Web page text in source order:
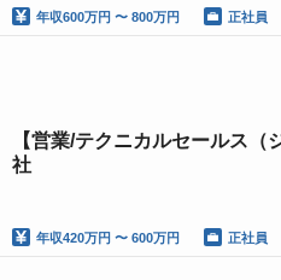
年収600万円 〜 800万円 正社員
【営業/テクニカルセールス（
社
年収420万円 〜 600万円 正社員